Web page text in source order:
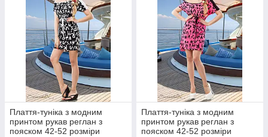
Плаття-туніка з модним
принтом рукав реглан з
пояском 42-52 розміри
Плаття-туніка з модним
принтом рукав реглан з
пояском 42-52 розміри